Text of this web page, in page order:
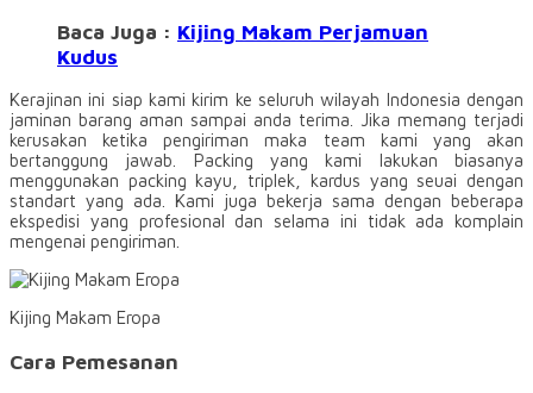
Baca Juga : Kijing Makam Perjamuan
Kudus
Kerajinan ini siap kami kirim ke seluruh wilayah Indonesia dengan
jaminan barang aman sampai anda terima. Jika memang terjadi
kerusakan ketika pengiriman maka team kami yang akan
bertanggung jawab. Packing yang kami lakukan biasanya
menggunakan packing kayu, triplek, kardus yang seuai dengan
standart yang ada. Kami juga bekerja sama dengan beberapa
ekspedisi yang profesional dan selama ini tidak ada komplain
mengenai pengiriman.
Kijing Makam Eropa
Cara Pemesanan